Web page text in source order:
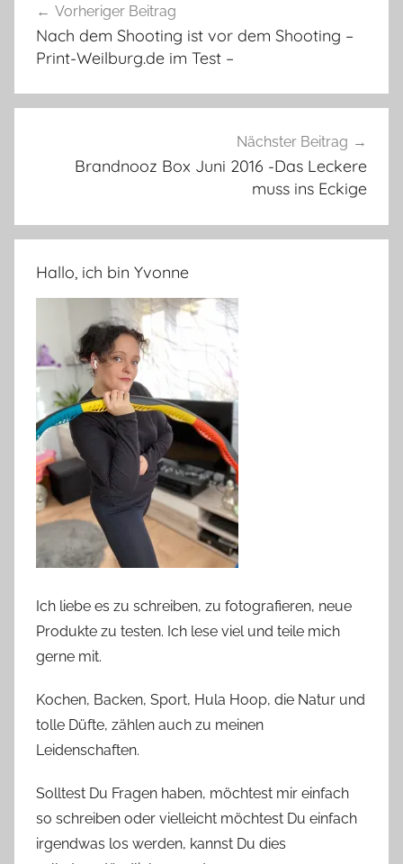
Vorheriger Beitrag
Nach dem Shooting ist vor dem Shooting –
Print-Weilburg.de im Test –
Nächster Beitrag
Brandnooz Box Juni 2016 -Das Leckere
muss ins Eckige
Hallo, ich bin Yvonne
Ich liebe es zu schreiben, zu fotografieren, neue
Produkte zu testen. Ich lese viel und teile mich
gerne mit.
Kochen, Backen, Sport, Hula Hoop, die Natur und
tolle Düfte, zählen auch zu meinen
Leidenschaften.
Solltest Du Fragen haben, möchtest mir einfach
so schreiben oder vielleicht möchtest Du einfach
irgendwas los werden, kannst Du dies